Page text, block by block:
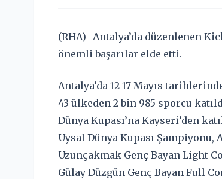
(RHA)- Antalya’da düzenlenen
önemli başarılar elde etti.
Antalya’da 12-17 Mayıs
43 ülkeden 2 bin 985 sporcu
Dünya Kupası’na Kayseri’den
Uysal Dünya Kupası Şampiyonu,
Uzunçakmak Genç Bayan Light
Gülay Düzgün Genç Bayan Full